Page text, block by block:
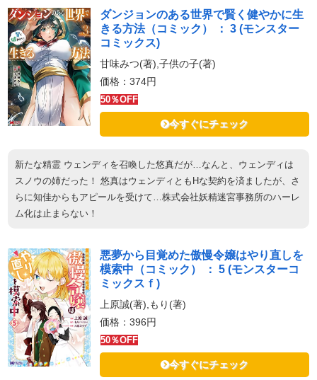
ダンジョンのある世界で賢く健やかに生
きる方法（コミック） ： 3 (モンスター
コミックス)
甘味みつ(著),子供の子(著)
価格：374円
50％OFF
今すぐにチェック
新たな精霊 ウェンディを召喚した悠真だが…なんと、ウェンディは
スノウの姉だった！ 悠真はウェンディともHな契約を済ましたが、さ
らに知佳からもアピールを受けて…株式会社妖精迷宮事務所のハーレ
ム化は止まらない！
悪夢から目覚めた傲慢令嬢はやり直しを
模索中（コミック） ： 5 (モンスターコ
ミックスｆ)
上原誠(著),もり(著)
価格：396円
50％OFF
今すぐにチェック